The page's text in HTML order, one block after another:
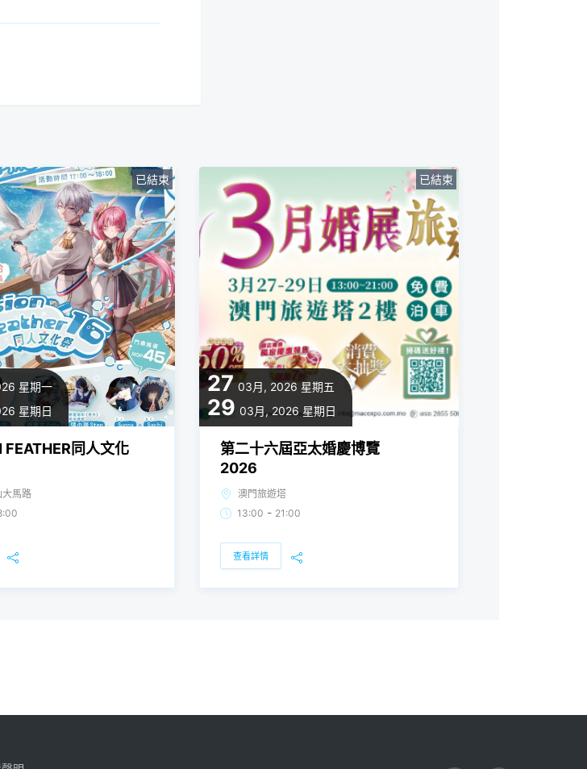
星期一
星期日
已結束
FEATHER同人文化
大馬路
27 03月, 2026 星期五
29 03月, 2026 星期日
已結束
第二十六屆亞太婚慶博覽
2026
澳門旅遊塔
13:00 - 21:00
查看詳情